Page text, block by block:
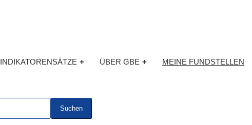
INDIKATORENSÄTZE + ÜBER GBE + MEINE FUNDSTELLEN
Suchen